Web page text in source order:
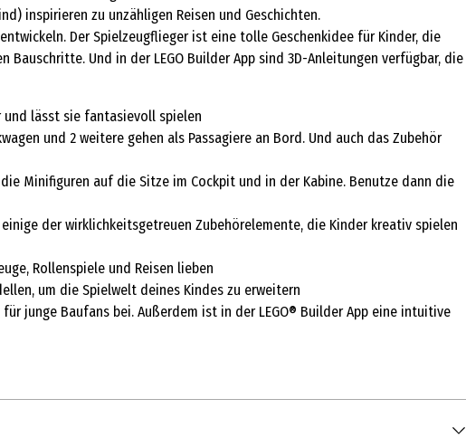
inspirieren zu unzähligen Reisen und Geschichten.
Der Spielzeugflieger ist eine tolle Geschenkidee für Kinder, die
Und in der LEGO Builder App sind 3D-Anleitungen verfügbar, die
und lässt sie fantasievoll spielen
und 2 weitere gehen als Passagiere an Bord. Und auch das Zubehör
die Minifiguren auf die Sitze im Cockpit und in der Kabine. Benutze dann die
einige der wirklichkeitsgetreuen Zubehörelemente, die Kinder kreativ spielen
Rollenspiele und Reisen lieben
um die Spielwelt deines Kindes zu erweitern
junge Baufans bei. Außerdem ist in der LEGO® Builder App eine intuitive